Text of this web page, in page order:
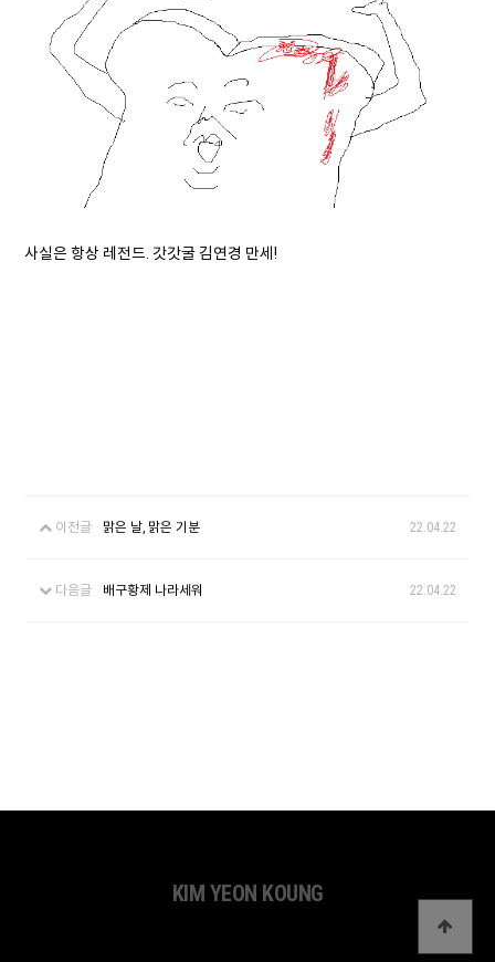
사실은 항상 레전드. 갓갓굴 김연경 만세!
이전글 맑은 날, 맑은 기분 22.04.22
다음글 배구황제 나라세워 22.04.22
KIM YEON KOUNG